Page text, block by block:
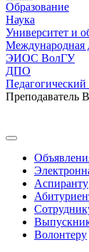
Образование
Наука
Университет и
Международная
ЭИОС ВолГУ
ДПО
Педагогический
Преподаватель
Аспиранту
Волонтеру